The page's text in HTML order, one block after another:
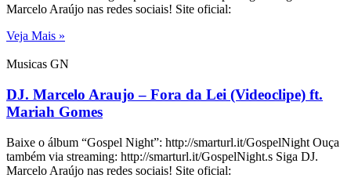
Marcelo Araújo nas redes sociais! Site oficial:
Veja Mais »
Musicas GN
DJ. Marcelo Araujo – Fora da Lei (Videoclipe) ft.
Mariah Gomes
Baixe o álbum “Gospel Night”: http://smarturl.it/GospelNight Ouça
também via streaming: http://smarturl.it/GospelNight.s Siga DJ.
Marcelo Araújo nas redes sociais! Site oficial: